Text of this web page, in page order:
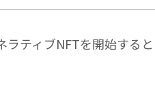
ティブNFTを開始する